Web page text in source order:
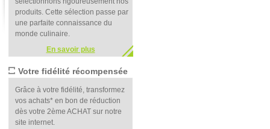
produits. Cette sélection passe par
une parfaite connaissance du
monde culinaire.
En savoir plus
Votre fidélité récompensée
Grâce à votre fidélité, transformez
vos achats* en bon de réduction
dès votre 2ème ACHAT sur notre
site internet.